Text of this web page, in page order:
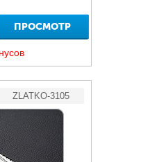
ПРОСМОТР
ZLATKO-3105